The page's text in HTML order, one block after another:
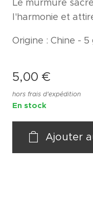
Le murmure
l'harmonie et
Origine : Chine -
5,00 €
hors frais d'expédition
En stock
Ajouter